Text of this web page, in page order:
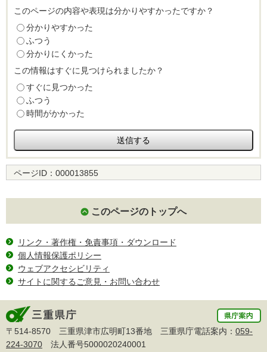
このページの内容や表現は分かりやすかったですか？
分かりやすかった
ふつう
分かりにくかった
この情報はすぐに見つけられましたか？
すぐに見つかった
ふつう
時間がかかった
ページID： 000013855
このページのトップへ
リンク・著作権・免責事項・ダウンロード
個人情報保護ポリシー
ウェブアクセシビリティ
サイトに関するご意見・お問い合わせ
〒514-8570 三重県津市広明町13番地 三重県庁電話案内： 059-
224-3070 法人番号5000020240001